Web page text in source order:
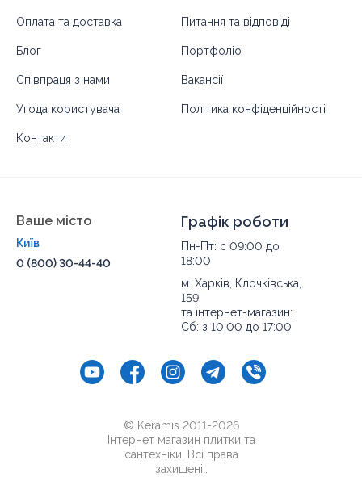
Оплата та доставка Питання та відповіді
Блог Портфоліо
Співпраця з нами Вакансії
Угода користувача Політика конфіденційності
Контакти
Ваше місто
Київ
0 (800) 30-44-40
Графік роботи
Пн-Пт: с 09:00 до
18:00
м. Харків, Клочківська,
159
та інтернет-магазин:
Сб: з 10:00 до 17:00
© Keramis 2011-2026
Інтернет магазин плитки та
сантехніки. Всі права
захищені..